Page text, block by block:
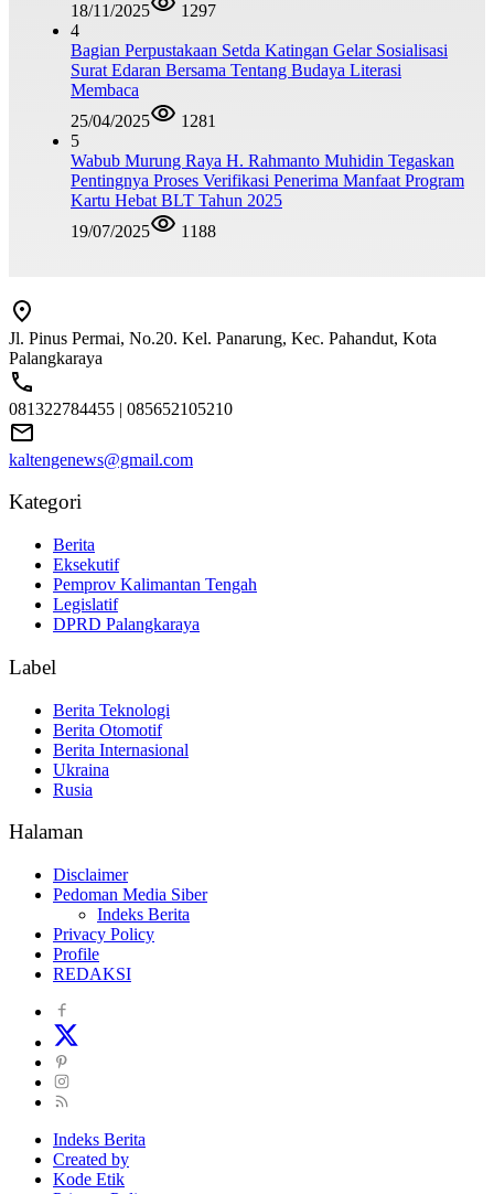
18/11/2025
1297
4
Bagian Perpustakaan Setda Katingan Gelar Sosialisasi
Surat Edaran Bersama Tentang Budaya Literasi
Membaca
25/04/2025
1281
5
Wabub Murung Raya H. Rahmanto Muhidin Tegaskan
Pentingnya Proses Verifikasi Penerima Manfaat Program
Kartu Hebat BLT Tahun 2025
19/07/2025
1188
Jl. Pinus Permai, No.20. Kel. Panarung, Kec. Pahandut, Kota
Palangkaraya
081322784455 | 085652105210
kaltengenews@gmail.com
Kategori
Berita
Eksekutif
Pemprov Kalimantan Tengah
Legislatif
DPRD Palangkaraya
Label
Berita Teknologi
Berita Otomotif
Berita Internasional
Ukraina
Rusia
Halaman
Disclaimer
Pedoman Media Siber
Indeks Berita
Privacy Policy
Profile
REDAKSI
Indeks Berita
Created by
Kode Etik